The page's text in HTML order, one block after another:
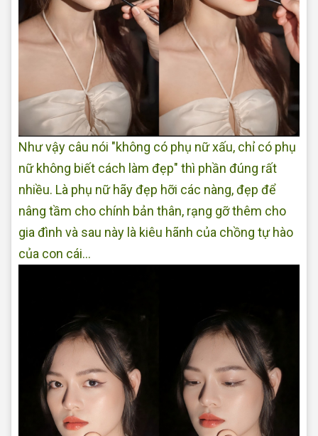
Như vậy câu nói "không có phụ nữ xấu, chỉ có phụ
nữ không biết cách làm đẹp" thì phần đúng rất
nhiều. Là phụ nữ hãy đẹp hỡi các nàng, đẹp để
nâng tầm cho chính bản thân, rạng gỡ thêm cho
gia đình và sau này là kiêu hãnh của chồng tự hào
của con cái...